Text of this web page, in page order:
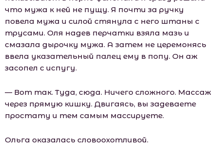
что мужа к ней не пущу. Я почти за ручку
повела мужа и силой стянула с него штаны с
трусами. Оля надев перчатки взяла мазь и
смазала дырочку мужа. А затем не церемонясь
ввела указательный палец ему в попу. Он аж
засопел с испугу.
— Вот так. Туда, сюда. Ничего сложного. Массаж
через прямую кишку. Двигаясь, вы задеваете
простату и тем самым массируете.
Ольга оказалась словоохотливой.